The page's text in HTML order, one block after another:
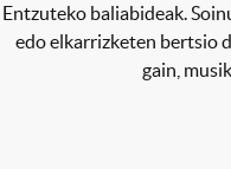
Entzuteko baliabideak.
edo elkarrizketen bertsio
gain,